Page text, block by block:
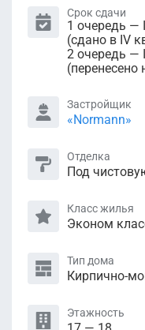
Срок сдачи
1 очередь —
(сдано в IV
2 очередь —
(перенесено
Застройщик
«Normann»
Отделка
Под
Класс жилья
Эконом
Тип дома
Кирпично-
Этажность